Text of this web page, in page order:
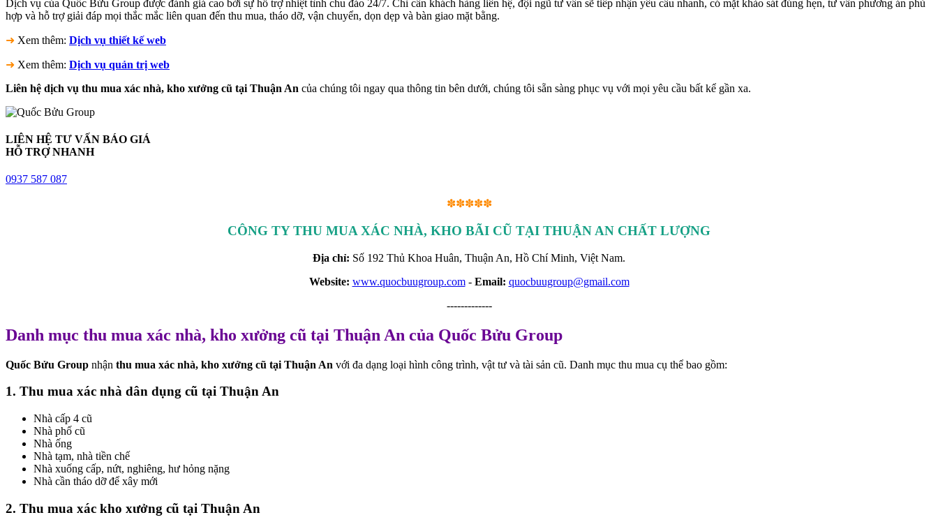
Dịch vụ của Quốc Bửu Group được đánh giá cao bởi sự hỗ trợ nhiệt tình chu đáo 24/7. Chỉ cần khách hàng liên hệ, đội ngũ tư vấn sẽ tiếp nhận yêu cầu nhanh, có mặt khảo sát đúng hẹn, tư vấn phương án phù
hợp và hỗ trợ giải đáp mọi thắc mắc liên quan đến thu mua, tháo dỡ, vận chuyển, dọn dẹp và bàn giao mặt bằng.
➜ Xem thêm: Dịch vụ thiết kế web
➜ Xem thêm: Dịch vụ quản trị web
Liên hệ dịch vụ thu mua xác nhà, kho xưởng cũ tại Thuận An của chúng tôi ngay qua thông tin bên dưới, chúng tôi sẵn sàng phục vụ với mọi yêu cầu bất kể gần xa.
LIÊN HỆ TƯ VẤN BÁO GIÁ
HỖ TRỢ NHANH
0937 587 087
✽✽✽✽✽
CÔNG TY THU MUA XÁC NHÀ, KHO BÃI CŨ TẠI THUẬN AN CHẤT LƯỢNG
Địa chỉ: Số 192 Thủ Khoa Huân, Thuận An, Hồ Chí Minh, Việt Nam.
Website: www.quocbuugroup.com- Email: quocbuugroup@gmail.com
-------------
Danh mục thu mua xác nhà, kho xưởng cũ tại Thuận An của Quốc Bửu Group
Quốc Bửu Group nhận thu mua xác nhà, kho xưởng cũ tại Thuận An với đa dạng loại hình công trình, vật tư và tài sản cũ. Danh mục thu mua cụ thể bao gồm:
1. Thu mua xác nhà dân dụng cũ tại Thuận An
Nhà cấp 4 cũ
Nhà phố cũ
Nhà ống
Nhà tạm, nhà tiền chế
Nhà xuống cấp, nứt, nghiêng, hư hỏng nặng
Nhà cần tháo dỡ để xây mới
2. Thu mua xác kho xưởng cũ tại Thuận An